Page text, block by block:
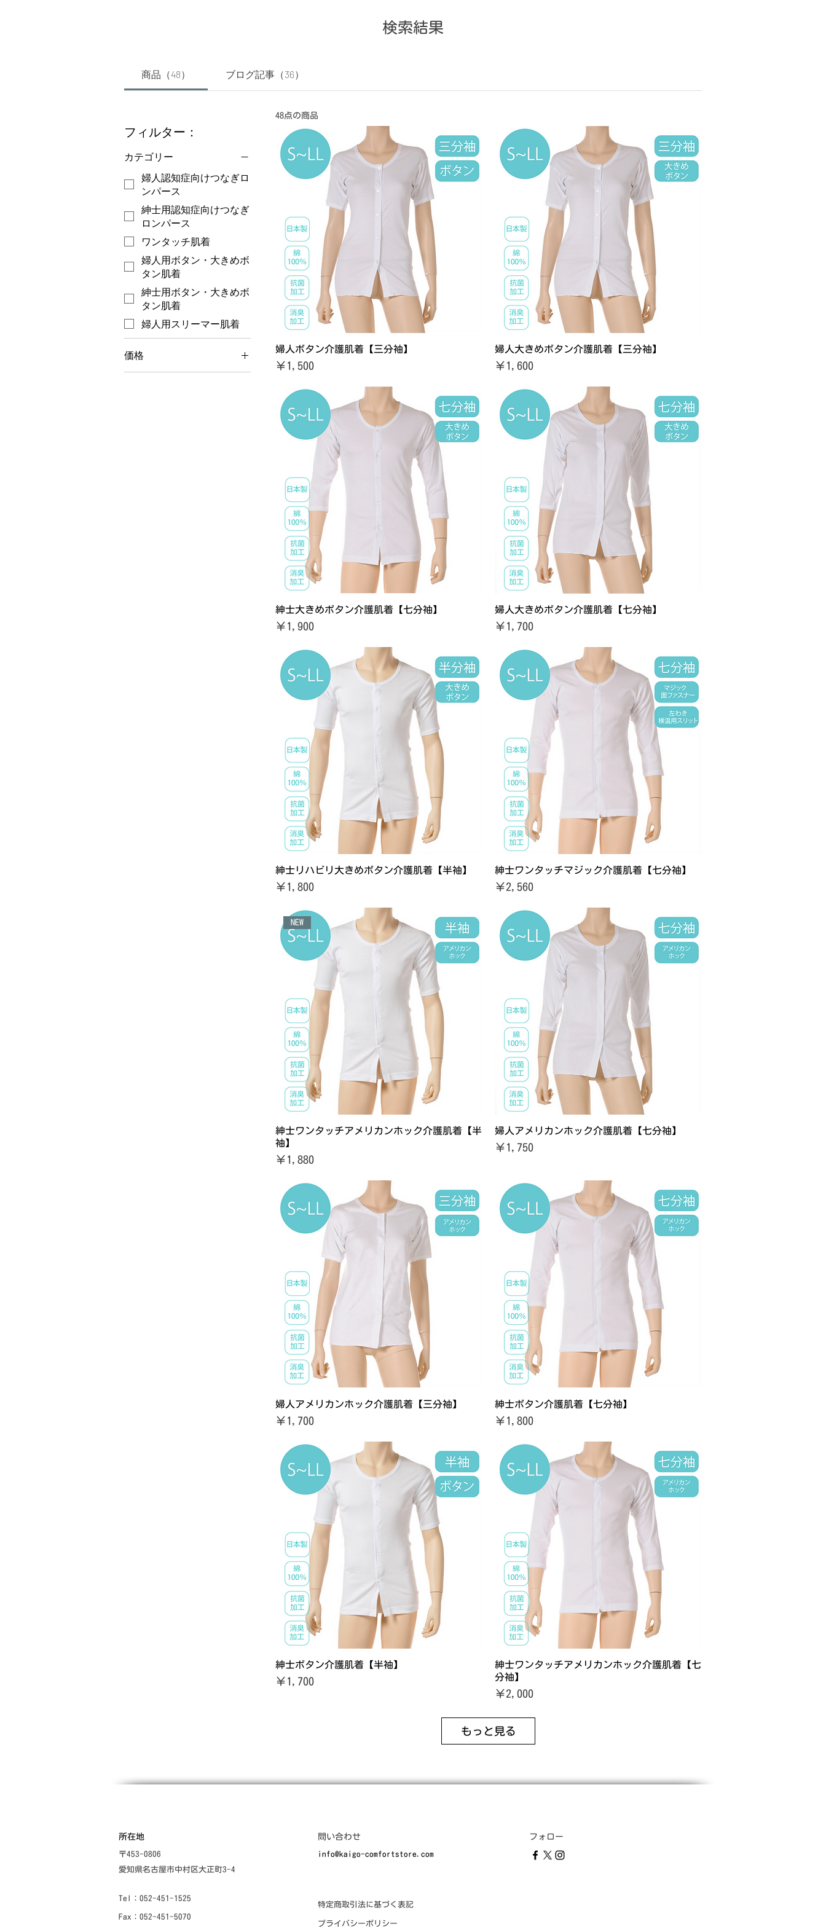
検索結果
商品（48） ブログ記事（36）
フィルター：
カテゴリー
婦人認知症向けつなぎロ
ンパース
紳士用認知症向けつなぎ
ロンパース
ワンタッチ肌着
婦人用ボタン・大きめボ
タン肌着
紳士用ボタン・大きめボ
タン肌着
婦人用スリーマー肌着
価格
48点の商品
婦人ボタン介護肌着【三分袖】
価格
￥1,500
婦人大きめボタン介護肌着【三分袖】
価格
￥1,600
紳士大きめボタン介護肌着【七分袖】
価格
￥1,900
婦人大きめボタン介護肌着【七分袖】
価格
￥1,700
紳士リハビリ大きめボタン介護肌着【半袖】
価格
￥1,800
紳士ワンタッチマジック介護肌着【七分袖】
価格
￥2,560
NEW
紳士ワンタッチアメリカンホック介護肌着【半
袖】
価格
￥1,880
婦人アメリカンホック介護肌着【七分袖】
価格
￥1,750
婦人アメリカンホック介護肌着【三分袖】
価格
￥1,700
紳士ボタン介護肌着【七分袖】
価格
￥1,800
紳士ボタン介護肌着【半袖】
価格
￥1,700
紳士ワンタッチアメリカンホック介護肌着【七
分袖】
価格
￥2,000
もっと見る
​所在地
〒453-0806
愛知県名古屋市中村区大正町3-4
Tel：052-451-1525
Fax：052-451-5070
問い合わせ
info@kaigo-comfortstore.com
フォロー
​特定商取引法に基づく表記
プライバシーポリシー